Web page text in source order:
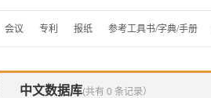
会议 专利 报纸 参考工具书/字典/手册
中文数据库(共有 0 条记录）